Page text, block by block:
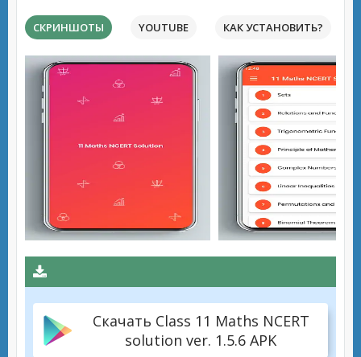
СКРИНШОТЫ YOUTUBE КАК УСТАНОВИТЬ?
Скачать Class 11 Maths NCERT
solution ver. 1.5.6 APK